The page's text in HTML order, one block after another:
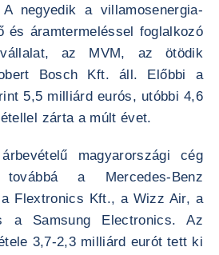
negyedik a villamosenergia-
és áramtermeléssel foglalkozó
az MVM, az ötödik
Bosch Kft. áll. Előbbi a
5,5 milliárd eurós, utóbbi 4,6
zárta a múlt évet.
magyarországi cég
a Mercedes-Benz
Flextronics Kft., a Wizz Air, a
a Samsung Electronics. Az
3,7-2,3 milliárd eurót tett ki